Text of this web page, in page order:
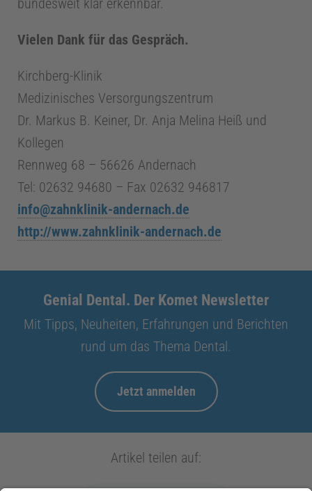
bundesweit klar erkennbar.
Vielen Dank für das Gespräch.
Kirchberg-Klinik
Medizinisches Versorgungszentrum
Dr. Markus B. Keiner, Dr. Anja Melina Heiß und
Kollegen
Rennweg 68 – 56626 Andernach
Tel: 02632 94680 – Fax 02632 946817
info@zahnklinik-andernach.de
http://www.zahnklinik-andernach.de
Genial Dental. Der Komet Newsletter
Mit Tipps, Neuheiten, Erfahrungen und Berichten
rund um das Thema Dental.
Jetzt anmelden
Artikel teilen auf: